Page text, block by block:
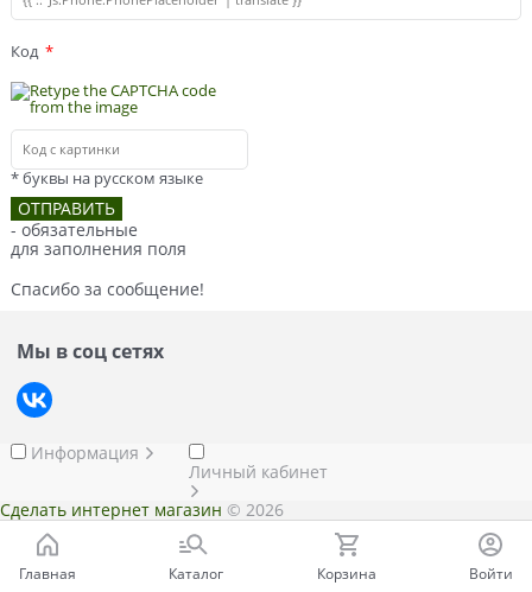
Код
* буквы на русском языке
- обязательные
для заполнения поля
Спасибо за сообщение!
Мы в соц сетях
Информация
Личный кабинет
Сделать интернет магазин © 2026
Главная Каталог Корзина Войти